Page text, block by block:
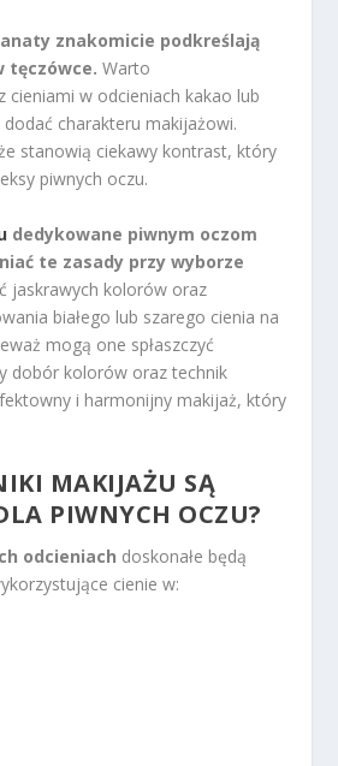
znakomicie podkreślają
tęczówce. Warto
cieniami w odcieniach kakao lub
charakteru makijażowi.
stanowią ciekawy kontrast, który
piwnych oczu.
dedykowane piwnym oczom
te zasady przy wyborze
jaskrawych kolorów oraz
białego lub szarego cienia na
mogą one spłaszczyć
dobór kolorów oraz technik
i harmonijny makijaż, który
MAKIJAŻU SĄ
PIWNYCH OCZU?
odcieniach doskonałe będą
cienie w: